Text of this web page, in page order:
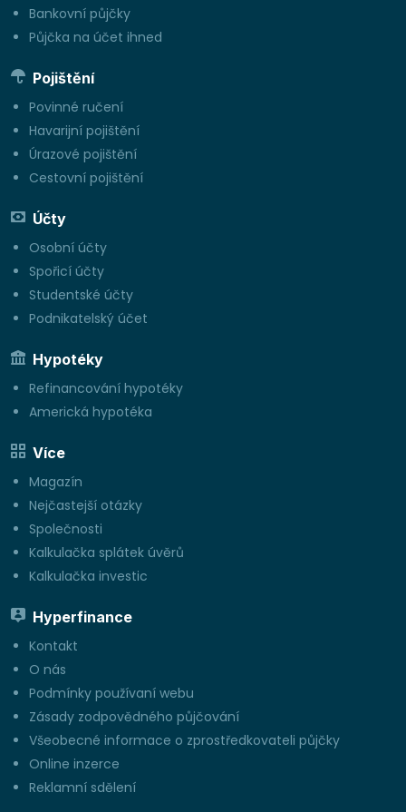
Bankovní půjčky
Půjčka na účet ihned
Pojištění
Povinné ručení
Havarijní pojištění
Úrazové pojištění
Cestovní pojištění
Účty
Osobní účty
Spořicí účty
Studentské účty
Podnikatelský účet
Hypotéky
Refinancování hypotéky
Americká hypotéka
Více
Magazín
Nejčastejší otázky
Společnosti
Kalkulačka splátek úvěrů
Kalkulačka investic
Hyperfinance
Kontakt
O nás
Podmínky používaní webu
Zásady zodpovědného půjčování
Všeobecné informace o zprostředkovateli půjčky
Online inzerce
Reklamní sdělení